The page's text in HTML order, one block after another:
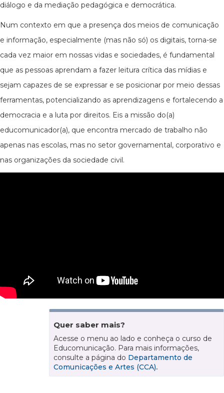
diálogo e da mediação pedagógica e democrática.
Num contexto em que a presença dos meios de comunicação
e informação, especialmente (mas não só) os digitais, torna-se
cada vez maior em nossas vidas e sociedades, é fundamental
que as pessoas aprendam a fazer leitura crítica das mídias e
sejam capazes de se expressar e se posicionar por meio dessas
ferramentas, potencializando as aprendizagens e fortalecendo a
democracia e a luta por direitos. Eis a missão do(a)
educomunicador(a), que encontra mercado de trabalho não
apenas nas escolas, mas no setor governamental, corporativo e
nas organizações da sociedade civil.
Quer saber mais?
Acesse o menu ao lado e conheça o curso de
Educomunicação. Para mais informações,
consulte a página do Departamento de
Comunicações e Artes (CCA).